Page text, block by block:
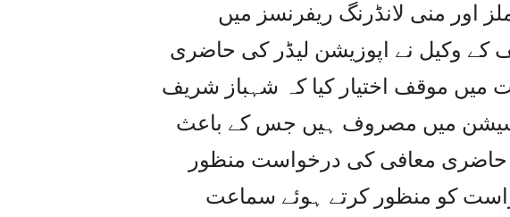
اور منی لانڈرنگ ریفرنسز میں
وکیل نے اپوزیشن لیڈر کی حاضری
موقف اختیار کیا کہ شہباز شریف
سیشن میں مصروف ہیں جس کے باعث
معافی کی درخواست منظور
کو منظور کرتے ہوئے سماعت